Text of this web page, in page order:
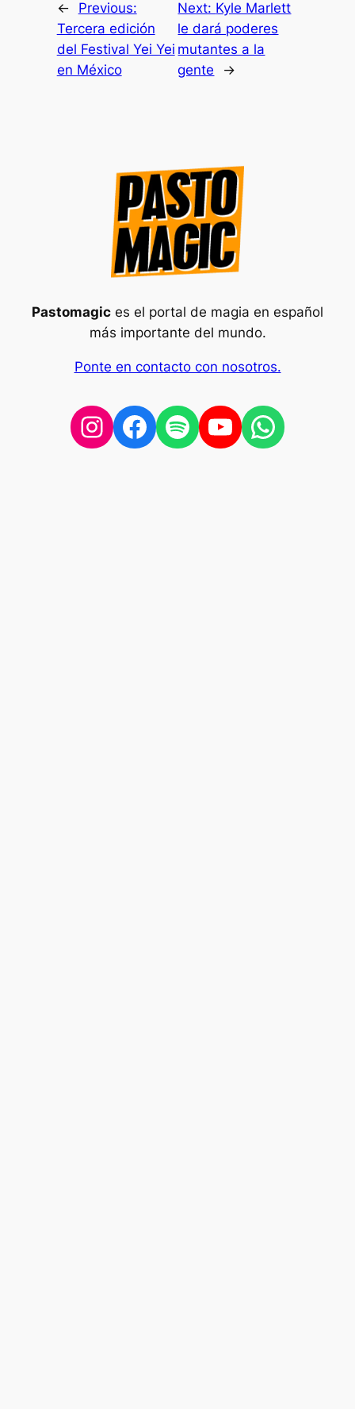
←
Previous:
Tercera edición
del Festival Yei Yei
en México
Next: Kyle Marlett
le dará poderes
mutantes a la
gente
→
Pastomagic es el portal de magia en español
más importante del mundo.
Ponte en contacto con nosotros.
Instagram
Facebook
Spotify
YouTube